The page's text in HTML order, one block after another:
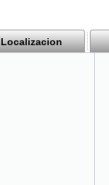
Localizacion